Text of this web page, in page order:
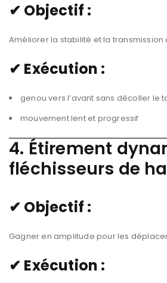
✔ Objectif :
Améliorer la stabilité et la transmission
✔ Exécution :
genou vers l’avant sans décoller le
mouvement lent et progressif
4. Étirement
fléchisseurs de
✔ Objectif :
Gagner en amplitude pour les
✔ Exécution :